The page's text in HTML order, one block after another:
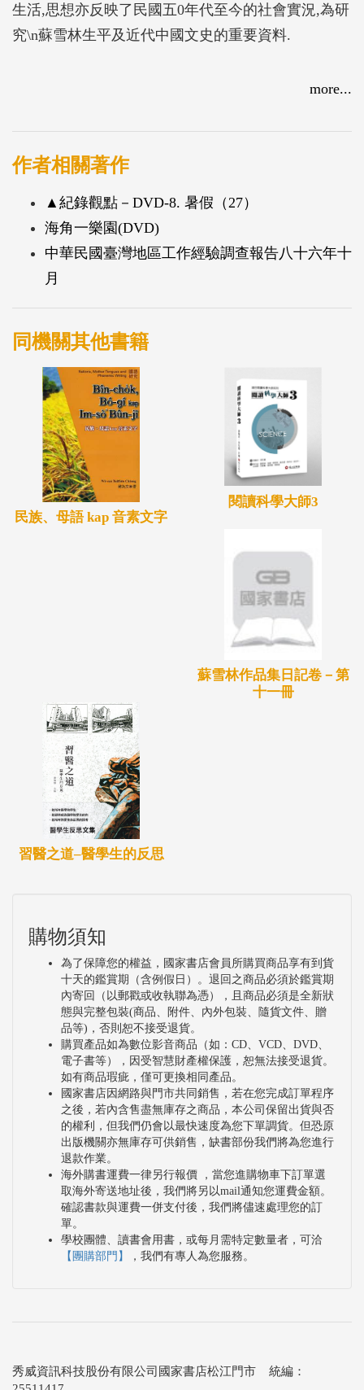
生活,思想亦反映了民國五0年代至今的社會實況,為研
究\n蘇雪林生平及近代中國文史的重要資料.
more...
作者相關著作
▲紀錄觀點－DVD-8. 暑假（27）
海角一樂園(DVD)
中華民國臺灣地區工作經驗調查報告八十六年十
月
同機關其他書籍
民族、母語 kap 音素文字
閱讀科學大師3
蘇雪林作品集日記卷－第
十一冊
習醫之道–醫學生的反思
購物須知
為了保障您的權益，國家書店會員所購買商品享有到貨
十天的鑑賞期（含例假日）。退回之商品必須於鑑賞期
內寄回（以郵戳或收執聯為憑），且商品必須是全新狀
態與完整包裝(商品、附件、內外包裝、隨貨文件、贈
品等)，否則恕不接受退貨。
購買產品如為數位影音商品（如：CD、VCD、DVD、
電子書等），因受智慧財產權保護，恕無法接受退貨。
如有商品瑕疵，僅可更換相同產品。
國家書店因網路與門市共同銷售，若在您完成訂單程序
之後，若內含售盡無庫存之商品，本公司保留出貨與否
的權利，但我們仍會以最快速度為您下單調貨。但恐原
出版機關亦無庫存可供銷售，缺書部份我們將為您進行
退款作業。
海外購書運費一律另行報價 ，當您進購物車下訂單選
取海外寄送地址後，我們將另以mail通知您運費金額。
確認書款與運費一併支付後，我們將儘速處理您的訂
單。
學校團體、讀書會用書，或每月需特定數量者，可洽
【團購部門】
，我們有專人為您服務。
秀威資訊科技股份有限公司國家書店松江門市 統編：